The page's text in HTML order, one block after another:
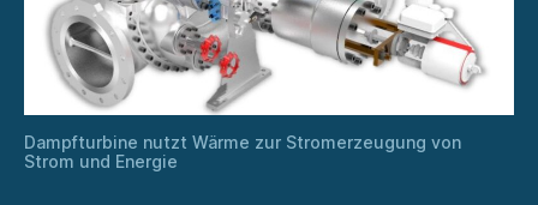
Dampfturbine nutzt Wärme zur Stromerzeugung von
Strom und Energie